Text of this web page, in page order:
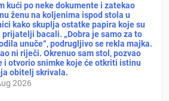
kući po neke dokumente i zatekao
ženu na koljenima ispod stola u
kako skuplja ostatke papira koje su
bacali. „Dobra je samo za to
unuče“, podrugljivo se rekla majka.
ni riječi. Okrenuo sam stol, pozvao
i otvorio snimke koje će otkriti istinu
obitelj skrivala.
2026